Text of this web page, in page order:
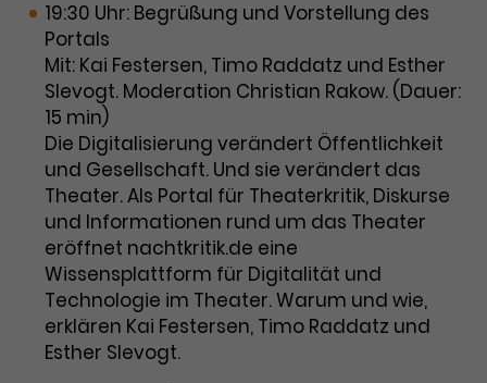
Zweck
Dieses Cookie wird von Google
wird verwendet, um Informationen
darüber zu speichern, wie
nutzen, und hilft bei der Erstellung
eines Analyseberichts über die
Performance der Website. Die
erhobenen Daten umfassen in
anonymisierter Form die Anzahl
der Besuche, die Quelle, aus der sie
stammen, und die besuchten
Seiten.
Name _gcl_aw
Anbieter Google Ads
Laufzeit
Zweck
Dieses Cookie speichert
Informationen zu Werbeklicks und
dient der Zuordnung von
Conversions zu Google Ads-
Kampagnen.
Name _gcl_dc
19:30 Uhr: Begrüßung und Vorstellung des
Portals
Mit: Kai Festersen, Timo Raddatz und Esther
Slevogt. Moderation Christian Rakow. (Dauer:
15 min)
Die Digitalisierung verändert Öffentlichkeit
und Gesellschaft. Und sie verändert das
Theater. Als Portal für Theaterkritik, Diskurse
und Informationen rund um das Theater
eröffnet nachtkritik.de eine
Wissensplattform für Digitalität und
Technologie im Theater. Warum und wie,
erklären Kai Festersen, Timo Raddatz und
Esther Slevogt.